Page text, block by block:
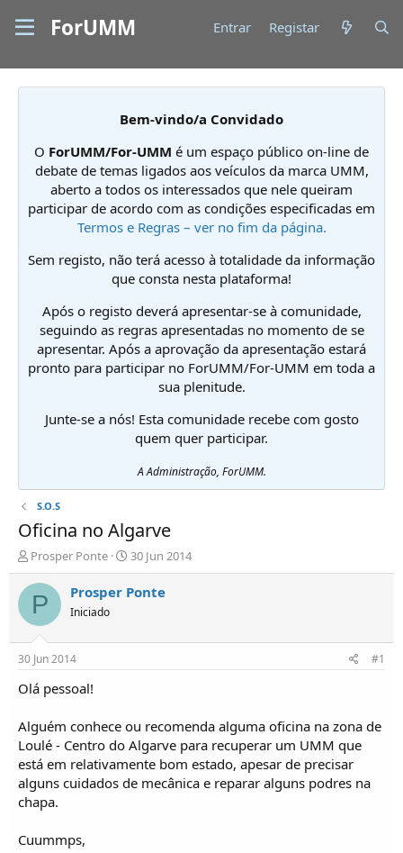
ForUMM Entrar Registar
Bem-vindo/a Convidado
O ForUMM/For-UMM é um espaço público on-line de
debate de temas ligados aos veículos da marca UMM,
aberto a todos os interessados que nele queiram
participar de acordo com as condições especificadas em
Termos e Regras – ver no fim da página.
Sem registo, não terá acesso à totalidade da informação
que consta nesta plataforma!
Após o registo deverá apresentar-se à comunidade,
seguindo as regras apresentadas no momento de se
apresentar. Após a aprovação da apresentação estará
pronto para participar no ForUMM/For-UMM em toda a
sua plenitude.
Junte-se a nós! Esta comunidade recebe com gosto
quem quer participar.
A Administração, ForUMM.
S.O.S
Oficina no Algarve
I
n
i
i
d
o
r
T
ó
p
i
c
Prosper Ponte
D
a
t
o
30 Jun 2014
P Prosper Ponte
Iniciado
30 Jun 2014 #1
Olá pessoal!
Alguém conhece ou recomenda alguma oficina na zona de
Loulé - Centro do Algarve para recuperar um UMM que
está em relativamente bom estado, apesar de precisar
alguns cuidados de mecânica e reparar alguns podres na
chapa.
Cuummps,